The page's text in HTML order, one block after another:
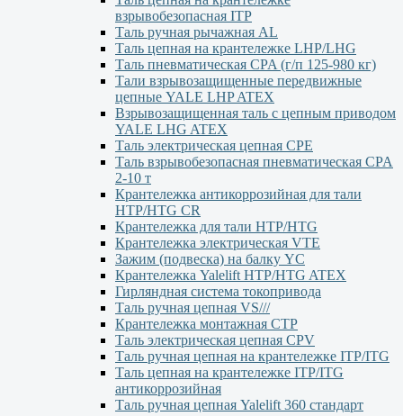
взрывобезопасная ITP
Таль ручная рычажная AL
Таль цепная на крантележке LHP/LHG
Таль пневматическая CPA (г/п 125-980 кг)
Тали взрывозащищенные передвижные
цепные YALE LHP ATEX
Взрывозащищенная таль с цепным приводом
YALE LHG ATEX
Таль электрическая цепная CPE
Таль взрывобезопасная пневматическая CPA
2-10 т
Крантележка антикоррозийная для тали
HTP/HTG CR
Крантележка для тали HTP/HTG
Крантележка электрическая VTE
Зажим (подвеска) на балку YC
Крантележка Yalelift НТР/НТG ATEX
Гирляндная система токопривода
Таль ручная цепная VS///
Крантележка монтажная СТР
Таль электрическая цепная CPV
Таль ручная цепная на крантележке ITP/ITG
Таль цепная на крантележке ITP/ITG
антикоррозийная
Таль ручная цепная Yalelift 360 стандарт